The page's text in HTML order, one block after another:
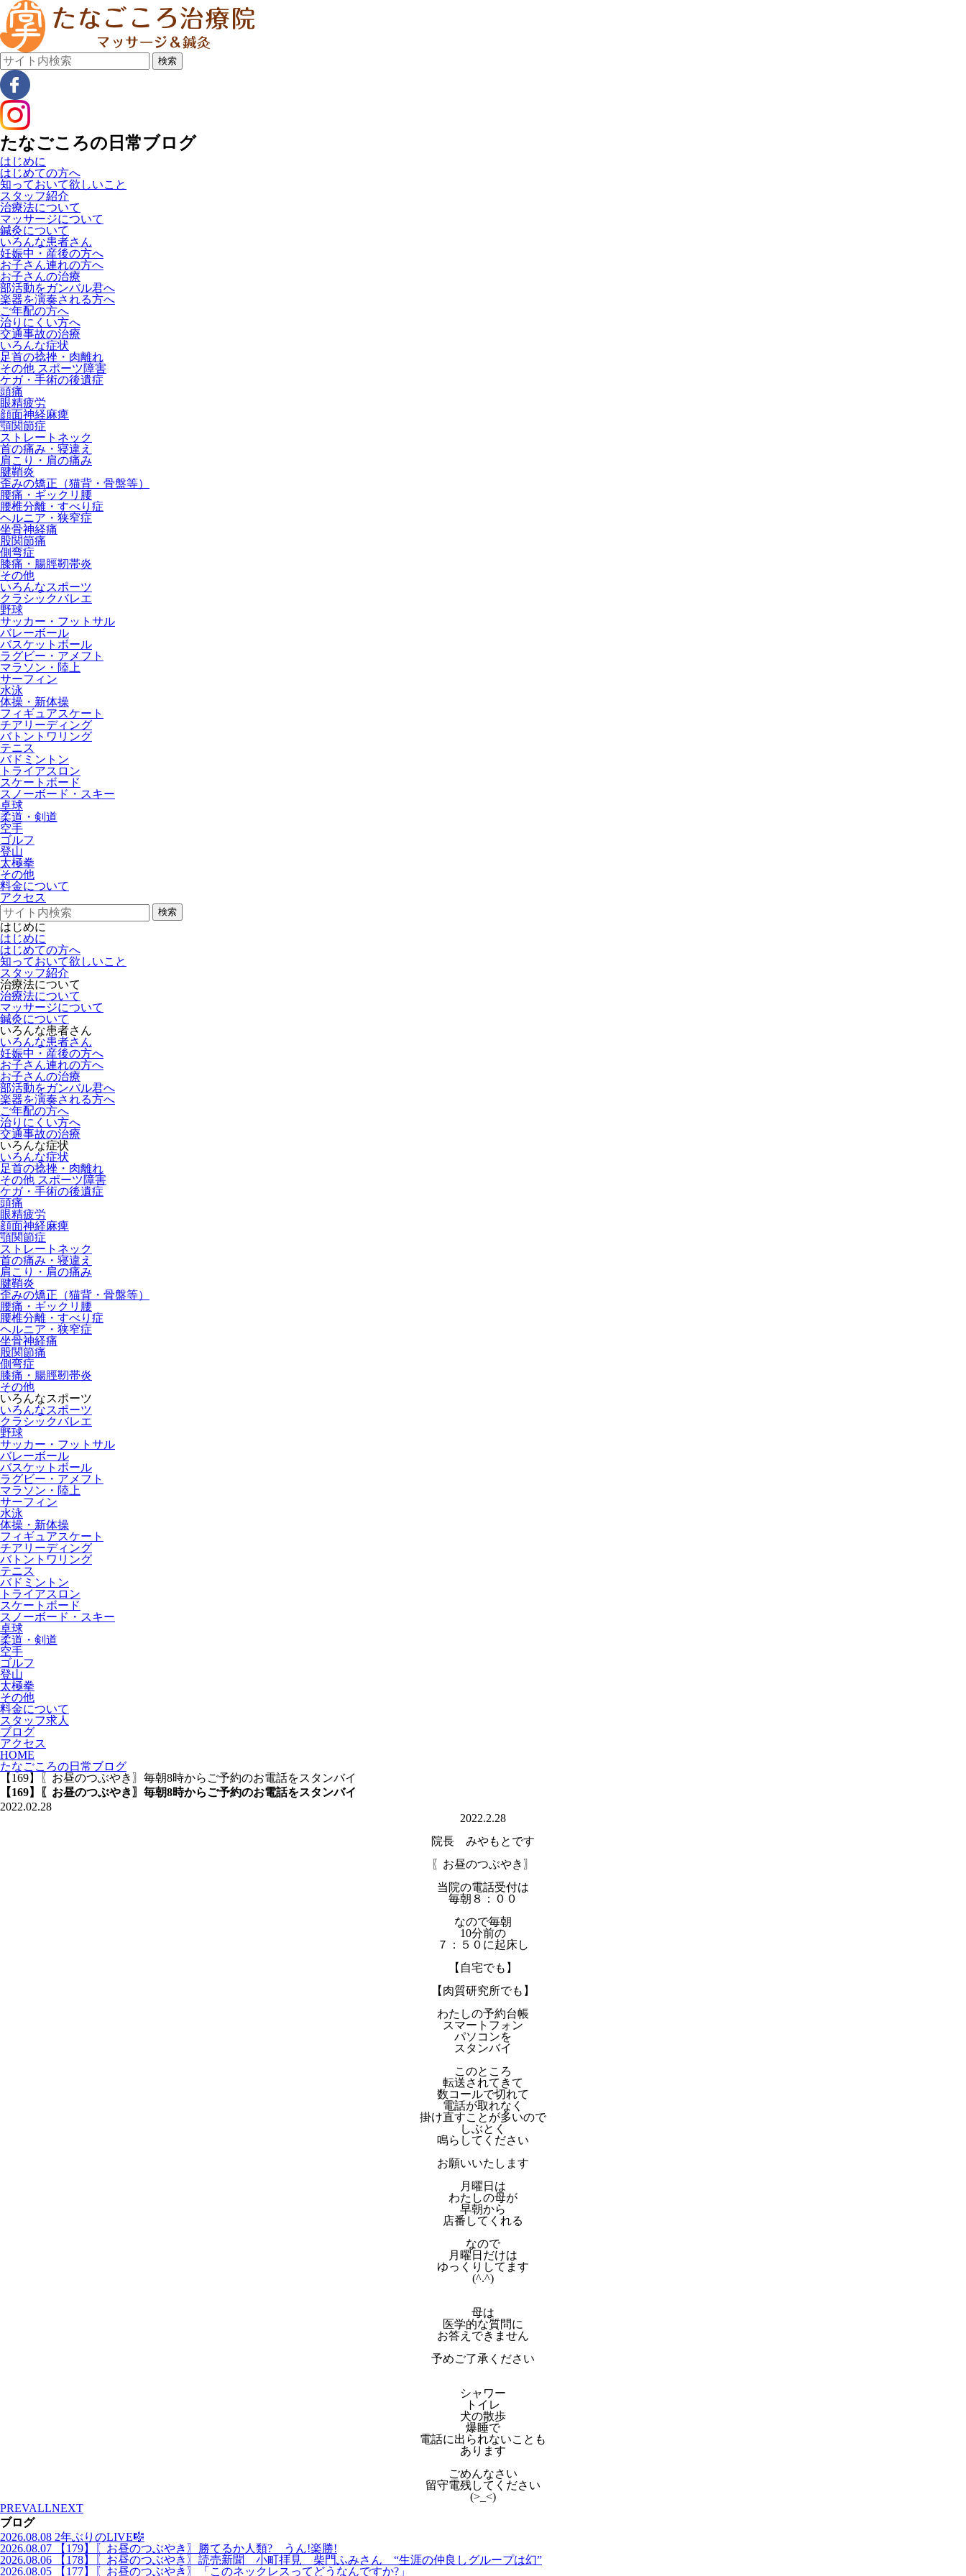
検索
たなごころの日常ブログ
はじめに
はじめての方へ
知っておいて欲しいこと
スタッフ紹介
治療法について
マッサージについて
鍼灸について
いろんな患者さん
妊娠中・産後の方へ
お子さん連れの方へ
お子さんの治療
部活動をガンバル君へ
楽器を演奏される方へ
ご年配の方へ
治りにくい方へ
交通事故の治療
いろんな症状
足首の捻挫・肉離れ
その他 スポーツ障害
ケガ・手術の後遺症
頭痛
眼精疲労
顔面神経麻痺
顎関節症
ストレートネック
首の痛み・寝違え
肩こり・肩の痛み
腱鞘炎
歪みの矯正（猫背・骨盤等）
腰痛・ギックリ腰
腰椎分離・すべり症
ヘルニア・狭窄症
坐骨神経痛
股関節痛
側弯症
膝痛・腸脛靭帯炎
その他
いろんなスポーツ
クラシックバレエ
野球
サッカー・フットサル
バレーボール
バスケットボール
ラグビー・アメフト
マラソン・陸上
サーフィン
水泳
体操・新体操
フィギュアスケート
チアリーディング
バトントワリング
テニス
バドミントン
トライアスロン
スケートボード
スノーボード・スキー
卓球
柔道・剣道
空手
ゴルフ
登山
太極拳
その他
料金について
アクセス
検索
はじめに
はじめに
はじめての方へ
知っておいて欲しいこと
スタッフ紹介
治療法について
治療法について
マッサージについて
鍼灸について
いろんな患者さん
いろんな患者さん
妊娠中・産後の方へ
お子さん連れの方へ
お子さんの治療
部活動をガンバル君へ
楽器を演奏される方へ
ご年配の方へ
治りにくい方へ
交通事故の治療
いろんな症状
いろんな症状
足首の捻挫・肉離れ
その他 スポーツ障害
ケガ・手術の後遺症
頭痛
眼精疲労
顔面神経麻痺
顎関節症
ストレートネック
首の痛み・寝違え
肩こり・肩の痛み
腱鞘炎
歪みの矯正（猫背・骨盤等）
腰痛・ギックリ腰
腰椎分離・すべり症
ヘルニア・狭窄症
坐骨神経痛
股関節痛
側弯症
膝痛・腸脛靭帯炎
その他
いろんなスポーツ
いろんなスポーツ
クラシックバレエ
野球
サッカー・フットサル
バレーボール
バスケットボール
ラグビー・アメフト
マラソン・陸上
サーフィン
水泳
体操・新体操
フィギュアスケート
チアリーディング
バトントワリング
テニス
バドミントン
トライアスロン
スケートボード
スノーボード・スキー
卓球
柔道・剣道
空手
ゴルフ
登山
太極拳
その他
料金について
スタッフ求人
ブログ
アクセス
HOME
たなごころの日常ブログ
【169】〖お昼のつぶやき〗毎朝8時からご予約のお電話をスタンバイ
【169】〖お昼のつぶやき〗毎朝8時からご予約のお電話をスタンバイ
2022.02.28
2022.2.28
院長 みやもとです
〖お昼のつぶやき〗
当院の電話受付は
毎朝８：００
なので毎朝
10分前の
７：５０に起床し
【自宅でも】
【肉質研究所でも】
わたしの予約台帳
スマートフォン
パソコンを
スタンバイ
このところ
転送されてきて
数コールで切れて
電話が取れなく
掛け直すことが多いので
しぶとく
鳴らしてください
お願いいたします
月曜日は
わたしの母が
早朝から
店番してくれる
なので
月曜日だけは
ゆっくりしてます
(^.^)
母は
医学的な質問に
お答えできません
予めご了承ください
シャワー
トイレ
犬の散歩
爆睡で
電話に出られないことも
あります
ごめんなさい
留守電残してください
(>_<)
PREVALLNEXT
ブログ
2026.08.08 2年ぶりのLIVE🎼
2026.08.07
【179】〖お昼のつぶやき〗勝てるか人類? うん!楽勝!
2026.08.06
【178】〖お昼のつぶやき〗読売新聞 小町拝見 柴門ふみさん “生涯の仲良しグループは幻”
2026.08.05
【177】〖お昼のつぶやき〗「このネックレスってどうなんですか?」